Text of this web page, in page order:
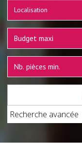
Localisation
Recherche avancée